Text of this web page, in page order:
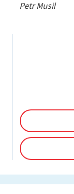
Petr Musil